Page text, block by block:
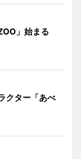
」始まる
クター「あべ